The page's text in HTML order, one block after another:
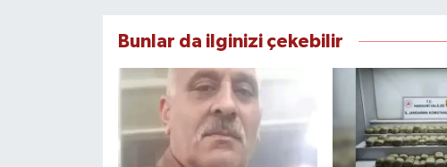
Bunlar da ilginizi çekebilir